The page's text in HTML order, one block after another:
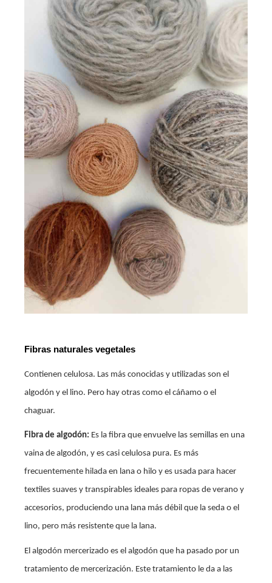
Fibras naturales vegetales
Contienen celulosa. Las más conocidas y utilizadas son el
algodón y el lino. Pero hay otras como el cáñamo o el
chaguar.
Fibra de algodón: Es la fibra que envuelve las semillas en una
vaina de algodón, y es casi celulosa pura. Es más
frecuentemente hilada en lana o hilo y es usada para hacer
textiles suaves y transpirables ideales para ropas de verano y
accesorios, produciendo una lana más débil que la seda o el
lino, pero más resistente que la lana.
El algodón mercerizado es el algodón que ha pasado por un
tratamiento de mercerización. Este tratamiento le da a las